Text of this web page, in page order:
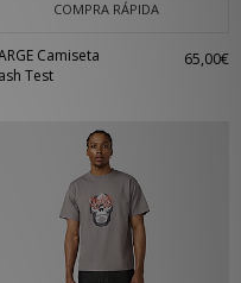
COMPRA RÁPIDA
Camiseta
Test
65,00€